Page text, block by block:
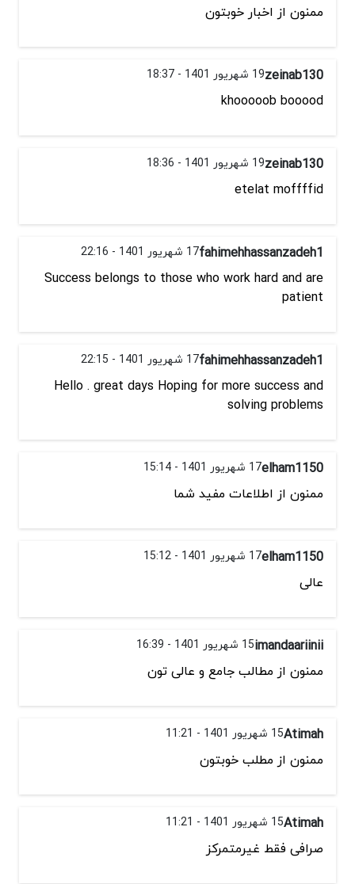
ممنون از اخبار خوبتون
zeinab13019 شهریور 1401 - 18:37
khooooob booood
zeinab13019 شهریور 1401 - 18:36
etelat moffffid
fahimehhassanzadeh117 شهریور 1401 - 22:16
Success belongs to those who work hard and are
patient
fahimehhassanzadeh117 شهریور 1401 - 22:15
Hello . great days Hoping for more success and
solving problems
elham115017 شهریور 1401 - 15:14
ممنون از اطلاعات مفید شما
elham115017 شهریور 1401 - 15:12
عالی
imandaariinii15 شهریور 1401 - 16:39
ممنون از مطالب جامع و عالی تون
Atimah15 شهریور 1401 - 11:21
ممنون از مطلب خوبتون
Atimah15 شهریور 1401 - 11:21
صرافی فقط غیرمتمرکز